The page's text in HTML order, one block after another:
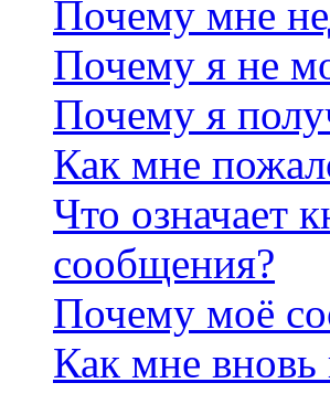
Почему мне
Почему я не
Почему я
Как мне
Что означает
сообщения?
Почему моё
Как мне